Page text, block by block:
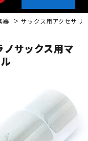
器 サックス用アクセサリ
ノサックス用マ